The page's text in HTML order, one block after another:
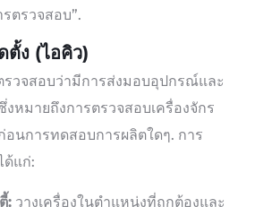
ตรวจสอบ”.
ง (ไอคิว)
รวจสอบว่ามีการส่งมอบอุปกรณ์และ
งหมายถึงการตรวจสอบเครื่องจักร
นการทดสอบการผลิตใดๆ. การ
ด้แก่:
: วางเครื่องในตำแหน่งที่ถูกต้องและ